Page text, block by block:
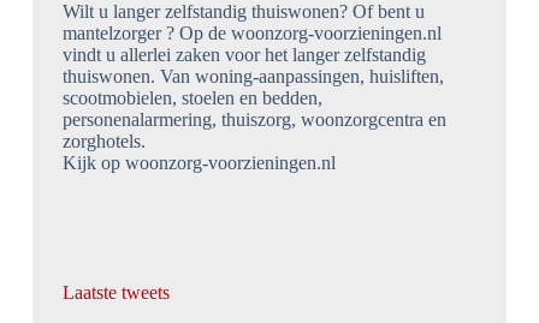
Wilt u langer zelfstandig thuiswonen? Of bent u
mantelzorger ? Op de woonzorg-voorzieningen.nl
vindt u allerlei zaken voor het langer zelfstandig
thuiswonen. Van woning-aanpassingen, huisliften,
scootmobielen, stoelen en bedden,
personenalarmering, thuiszorg, woonzorgcentra en
zorghotels.
Kijk op woonzorg-voorzieningen.nl
Laatste tweets